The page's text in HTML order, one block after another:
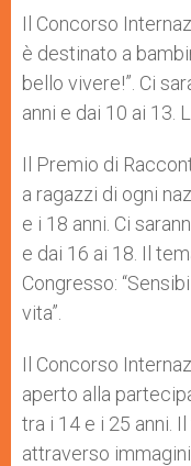
Il Concorso
è destinato a
bello vivere!”. Ci
anni e dai 10 ai 13.
Il Premio di
a ragazzi di ogni
e i 18 anni. Ci
e dai 16 ai 18. Il
Congresso:
vita”.
Il Concorso
aperto alla
tra i 14 e i 25 anni.
attraverso